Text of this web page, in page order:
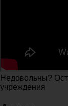
Недовольны?
учреждения